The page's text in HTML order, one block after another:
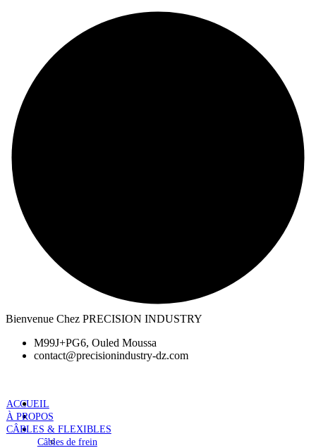
Bienvenue Chez PRECISION INDUSTRY
M99J+PG6, Ouled Moussa
contact@precisionindustry-dz.com
ACCUEIL
À PROPOS
CÂBLES & FLEXIBLES
Câbles de frein